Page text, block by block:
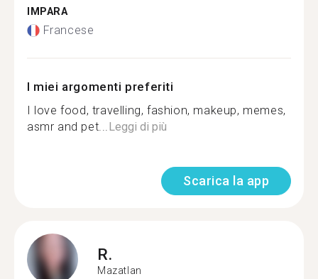
IMPARA
Francese
I miei argomenti preferiti
I love food, travelling, fashion, makeup, memes,
asmr and pet...Leggi di più
Scarica la app
R.
Mazatlan